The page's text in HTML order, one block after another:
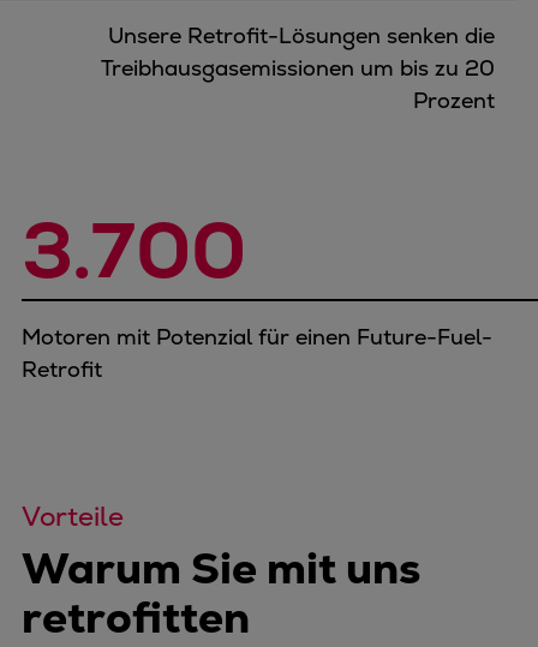
Unsere Retrofit-Lösungen senken die
Treibhausgasemissionen um bis zu 20
Prozent
3.700
Motoren mit Potenzial für einen Future-Fuel-
Retrofit
Vorteile
Warum Sie mit uns
retrofitten